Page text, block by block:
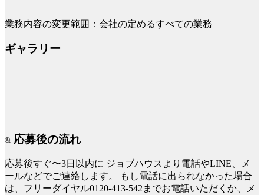
業務内容の変更範囲：会社の定めるすべての業務
ギャラリー
応募後の流れ
応募後すぐ〜3日以内に ジョブハウスより電話やLINE、メ
ールなどでご連絡します。
もし電話に出られなかった場合
は、フリーダイヤル0120-413-542までお電話いただくか、メ